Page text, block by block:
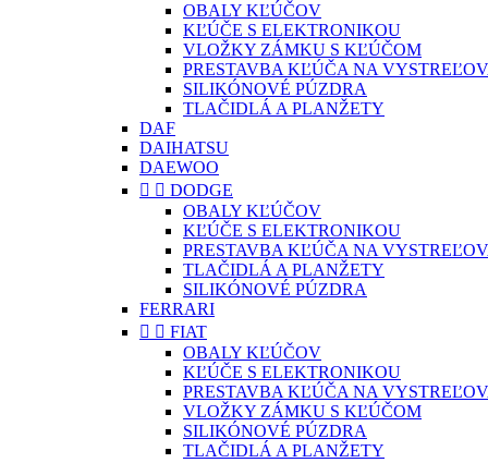
OBALY KĽÚČOV
KĽÚČE S ELEKTRONIKOU
VLOŽKY ZÁMKU S KĽÚČOM
PRESTAVBA KĽÚČA NA
SILIKÓNOVÉ PÚZDRA
TLAČIDLÁ A PLANŽETY
DAF
DAIHATSU
DAEWOO
  DODGE
OBALY KĽÚČOV
KĽÚČE S ELEKTRONIKOU
PRESTAVBA KĽÚČA NA
TLAČIDLÁ A PLANŽETY
SILIKÓNOVÉ PÚZDRA
FERRARI
  FIAT
OBALY KĽÚČOV
KĽÚČE S ELEKTRONIKOU
PRESTAVBA KĽÚČA NA
VLOŽKY ZÁMKU S KĽÚČOM
SILIKÓNOVÉ PÚZDRA
TLAČIDLÁ A PLANŽETY